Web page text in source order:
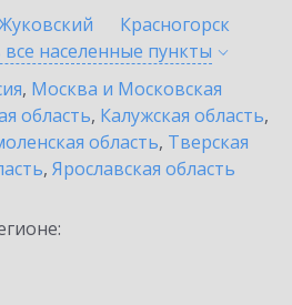
Красногорск
населенные пункты
, Москва и Московская
область, Калужская область,
область, Тверская
, Ярославская область